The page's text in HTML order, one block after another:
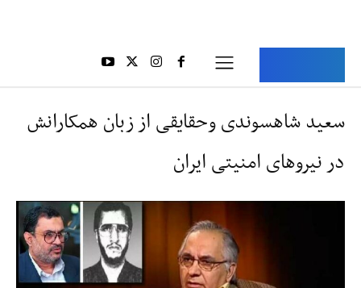
سعید شاهسوندی وحقایقی از زبان همکارانش
در نیروهای امنیتی ایران